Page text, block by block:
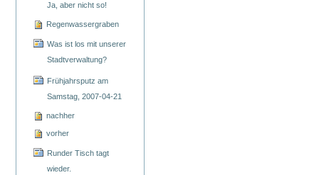
Ja, aber nicht so!
Regenwassergraben
Was ist los mit unserer
Stadtverwaltung?
Frühjahrsputz am
Samstag, 2007-04-21
nachher
vorher
Runder Tisch tagt
wieder.